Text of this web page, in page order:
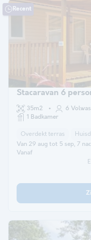
Recent
Stacaravan 6
35m2 6
1 Badkamer
Overdekt terras
Van 29 aug tot 5 sep, 7
Vanaf